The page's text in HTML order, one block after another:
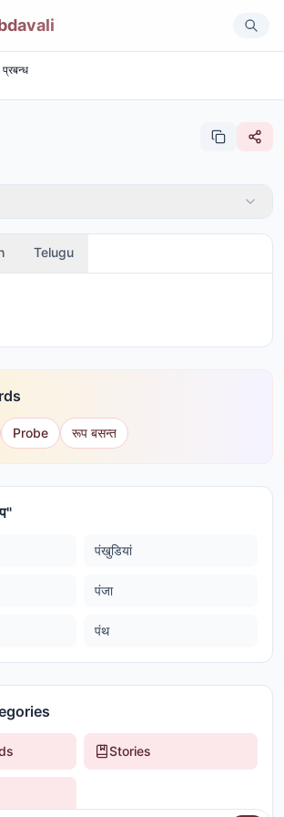
प्रबन्ध
Telugu
Probe रूप बसन्त
प"
पंखुडियां
पंजा
पंथ
Stories